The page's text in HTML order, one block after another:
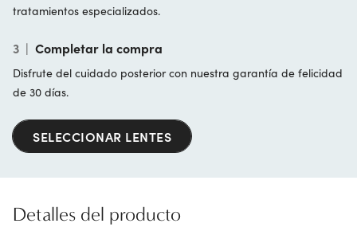
tratamientos especializados.
3 | Completar la compra
Disfrute del cuidado posterior con nuestra garantía de felicidad
de 30 días.
SELECCIONAR LENTES
Detalles del producto